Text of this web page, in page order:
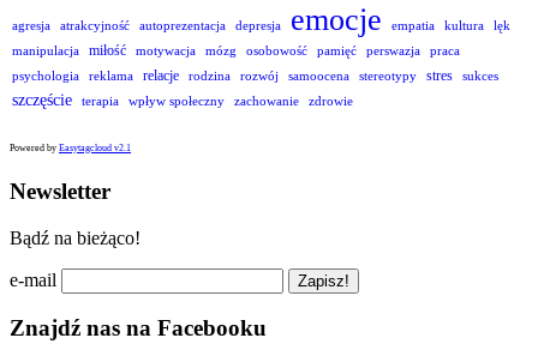
agresja atrakcyjność autoprezentacja depresja emocje empatia kultura
lęk
manipulacja
miłość motywacja mózg osobowość pamięć perswazja
praca
psychologia
reklama relacje rodzina rozwój samoocena stereotypy stres sukces
szczęście terapia wpływ społeczny zachowanie zdrowie
Powered by Easytagcloud v2.1
Newsletter
Bądź na bieżąco!
e-mail
Znajdź nas na Facebooku